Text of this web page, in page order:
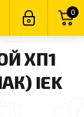
0
ХП1
IEK